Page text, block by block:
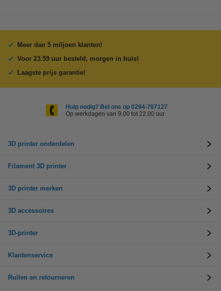
Meer dan 5 miljoen klanten!
Voor 23.59 uur besteld, morgen in huis!
Laagste prijs garantie!
Hulp nodig? Bel ons op 0294-787127
Op werkdagen van 9.00 tot 22.00 uur
3D printer onderdelen
Filament 3D printer
3D printer merken
3D accessoires
3D-printer
Klantenservice
Ruilen en retourneren